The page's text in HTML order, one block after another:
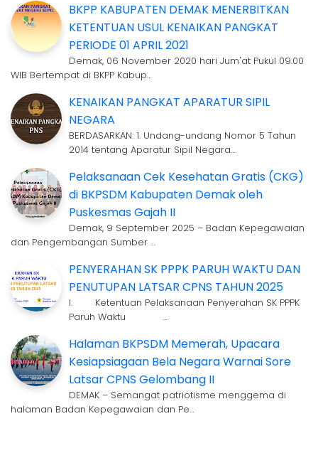
BKPP KABUPATEN DEMAK MENERBITKAN
KETENTUAN USUL KENAIKAN PANGKAT
PERIODE 01 APRIL 2021
Demak, 06 November 2020 hari Jum'at Pukul 09.00
WIB Bertempat di BKPP Kabup…
KENAIKAN PANGKAT APARATUR SIPIL
NEGARA
BERDASARKAN: 1. Undang-undang Nomor 5 Tahun
2014 tentang Aparatur Sipil Negara…
Pelaksanaan Cek Kesehatan Gratis (CKG)
di BKPSDM Kabupaten Demak oleh
Puskesmas Gajah II
Demak, 9 September 2025 – Badan Kepegawaian
dan Pengembangan Sumber …
PENYERAHAN SK PPPK PARUH WAKTU DAN
PENUTUPAN LATSAR CPNS TAHUN 2025
I. Ketentuan Pelaksanaan Penyerahan SK PPPK
Paruh Waktu …
Halaman BKPSDM Memerah, Upacara
Kesiapsiagaan Bela Negara Warnai Sore
Latsar CPNS Gelombang II
DEMAK – Semangat patriotisme menggema di
halaman Badan Kepegawaian dan Pe…